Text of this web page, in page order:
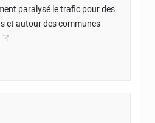
paralysé le trafic pour des
et autour des communes